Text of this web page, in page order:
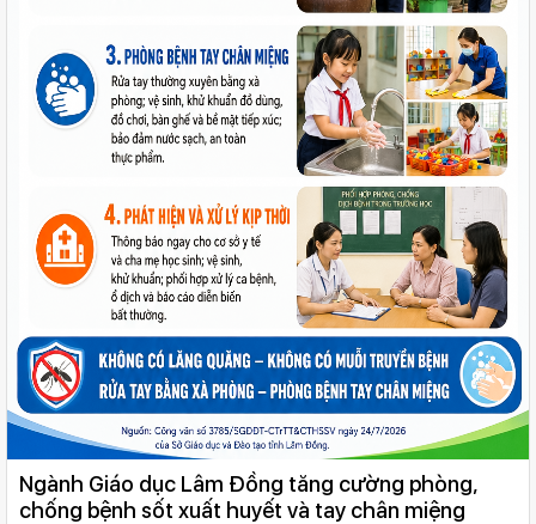
Ngành Giáo dục Lâm Đồng tăng cường phòng,
chống bệnh sốt xuất huyết và tay chân miệng